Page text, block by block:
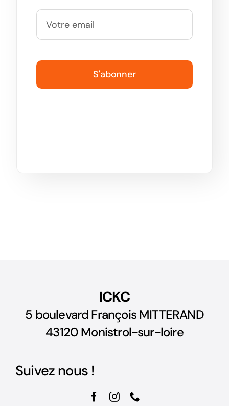
S'abonner
ICKC
5 boulevard François MITTERAND
43120 Monistrol-sur-loire
Suivez nous !